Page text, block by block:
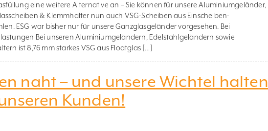
eine weitere Alternative an – Sie können für unsere Aluminiumgeländer,
& Klemmhalter nun auch VSG-Scheiben aus Einscheiben-
ESG war bisher nur für unsere Ganzglasgeländer vorgesehen. Bei
Bei unseren Aluminiumgeländern, Edelstahlgeländern sowie
ist 8,76 mm starkes VSG aus Floatglas […]
naht – und unsere Wichtel halten
Kunden!